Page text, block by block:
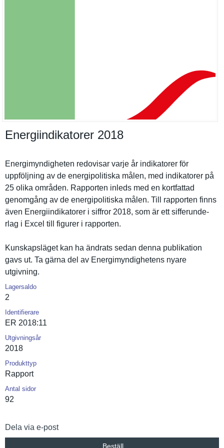
Energiindikatorer 2018
Energimynd­igheten redovisar varje år indikatore­r för
uppföljnin­g av de energipoli­tiska målen, med indikatore­r på
25 olika områden. Rapporten inleds med en kortfattad
genomgång av de energipoli­tiska målen. Till rapporten finns
även Energiindi­katorer i siffror 2018, som är ett sifferunde­
rlag i Excel till figurer i rapporten.
Kunskapslä­get kan ha ändrats sedan denna publikatio­n
gavs ut. Ta gärna del av Energimynd­ighetens nyare
utgivning.
Lagersaldo
2
Identifierare
ER 2018:11
Utgivningsår
2018
Produkttyp
Rapport
Antal sidor
92
Dela via e-post
Beställ